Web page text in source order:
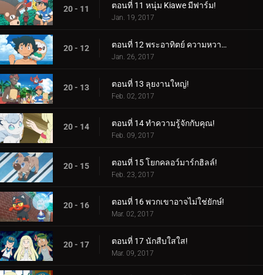
20 - 11 ตอนที่ 11 หนุ่ม Kiawe มีฟาร์ม!
Jan. 19, 2017
20 - 12 ตอนที่ 12 พระอาทิตย์ ความหวาดกลัว รังลับ!
Jan. 26, 2017
20 - 13 ตอนที่ 13 ลุยงานใหญ่!
Feb. 02, 2017
20 - 14 ตอนที่ 14 ทำความรู้จักกับคุณ!
Feb. 09, 2017
20 - 15 ตอนที่ 15 โยกคลอว์มาร์กฮิลล์!
Feb. 23, 2017
20 - 16 ตอนที่ 16 พวกเขาอาจไม่ใช่ยักษ์!
Mar. 02, 2017
20 - 17 ตอนที่ 17 นักสืบใสใส!
Mar. 09, 2017